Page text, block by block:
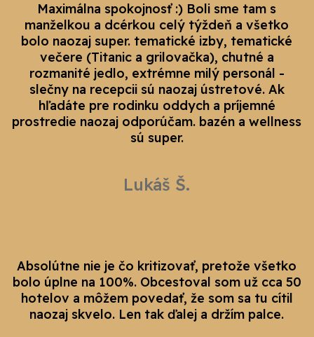
Maximálna spokojnosť :) Boli sme tam s
manželkou a dcérkou celý týždeň a všetko
bolo naozaj super. tematické izby, tematické
večere (Titanic a grilovačka), chutné a
rozmanité jedlo, extrémne milý personál -
slečny na recepcii sú naozaj ústretové. Ak
hľadáte pre rodinku oddych a príjemné
prostredie naozaj odporúčam. bazén a wellness
sú super.
Lukáš Š.
Absolútne nie je čo kritizovať, pretože všetko
bolo úplne na 100%. Obcestoval som už cca 50
hotelov a môžem povedať, že som sa tu cítil
naozaj skvelo. Len tak ďalej a držím palce.